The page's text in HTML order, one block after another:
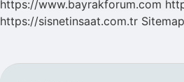
https://www.bayrakforum.com
https://sisnetinsaat.com.tr Sitemap